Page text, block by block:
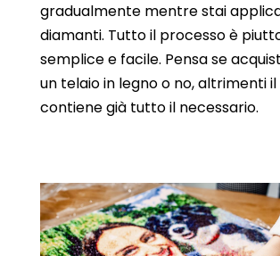
gradualmente mentre stai
diamanti. Tutto il processo è
semplice e facile. Pensa se
un telaio in legno o no, altrimenti
contiene già tutto il necessario.